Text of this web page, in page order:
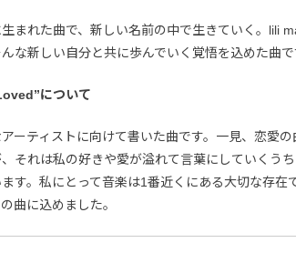
まれた曲で、新しい名前の中で生きていく。lili
な新しい自分と共に歩んでいく覚悟を込めた曲で
について
ーティストに向けて書いた曲です。一見、恋愛
それは私の好きや愛が溢れて言葉にしていくう
す。私にとって音楽は1番近くにある大切な存在
曲に込めました。